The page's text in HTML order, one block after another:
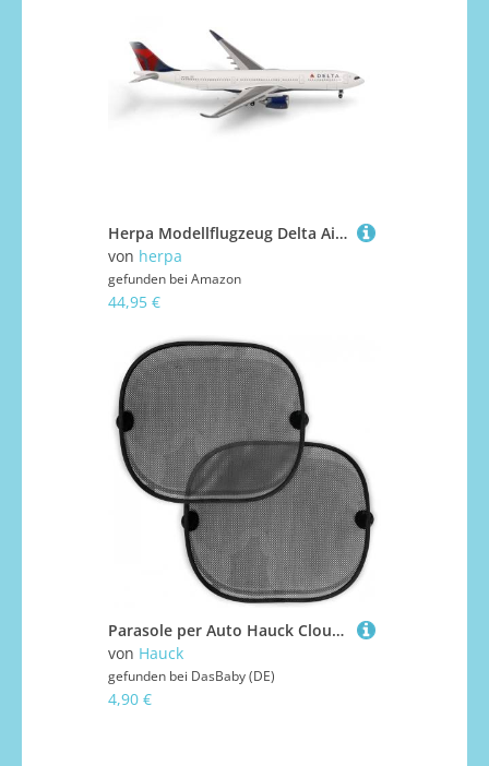
Herpa Modellflugzeug Delta Air Lines Airbus A330-900neo, Miniatur im Maßstab 1:500, Sammlerstück, Modell ohne Standfuß, Metall
von herpa
gefunden bei Amazon
44,95 €
Parasole per Auto Hauck Cloud Me 2
von Hauck
gefunden bei DasBaby (DE)
4,90 €